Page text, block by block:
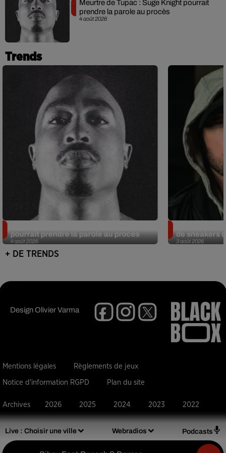
Live : Choisir une ville Webradios Podcasts
4 août 2026
Meurtre de Tupac : Suge Knight pourrait
prendre la parole au procès
Trends
4 août 2026
pourrait prendre la parole au procès
3 août 2026
de sneakers
+ DE TRENDS
DesignOlivier Varma
Mentions légales Règlements de jeux
Notice d'information RGPD Plan du site
Archives 2026 2025 2024 2023 2022